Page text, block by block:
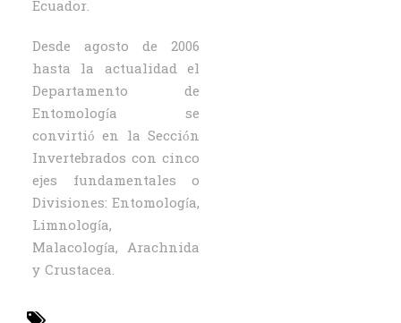
Ecuador.
Desde agosto de 2006
hasta la actualidad el
Departamento de
Entomología se
convirtió en la Sección
Invertebrados con cinco
ejes fundamentales o
Divisiones: Entomología,
Limnología,
Malacología, Arachnida
y Crustacea.